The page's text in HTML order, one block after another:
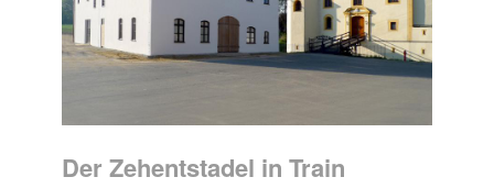
Der Zehentstadel in Train